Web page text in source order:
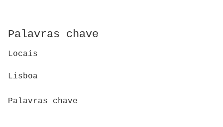
Palavras chave
Locais
Lisboa
Palavras chave